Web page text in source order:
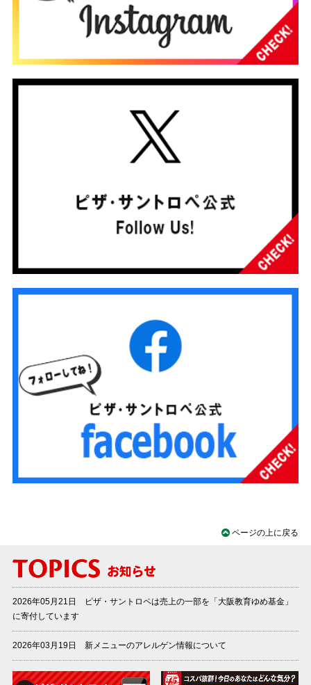
ページの上に戻る
2026年05月21日 ピザ・サントロペは売上の一部を「大阪教育ゆめ基金」
に寄付しています
2026年03月19日 新メニューのアレルゲン情報について